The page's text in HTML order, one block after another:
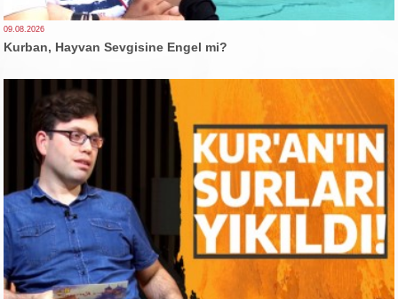
09.08.2026
Kurban, Hayvan Sevgisine Engel mi?